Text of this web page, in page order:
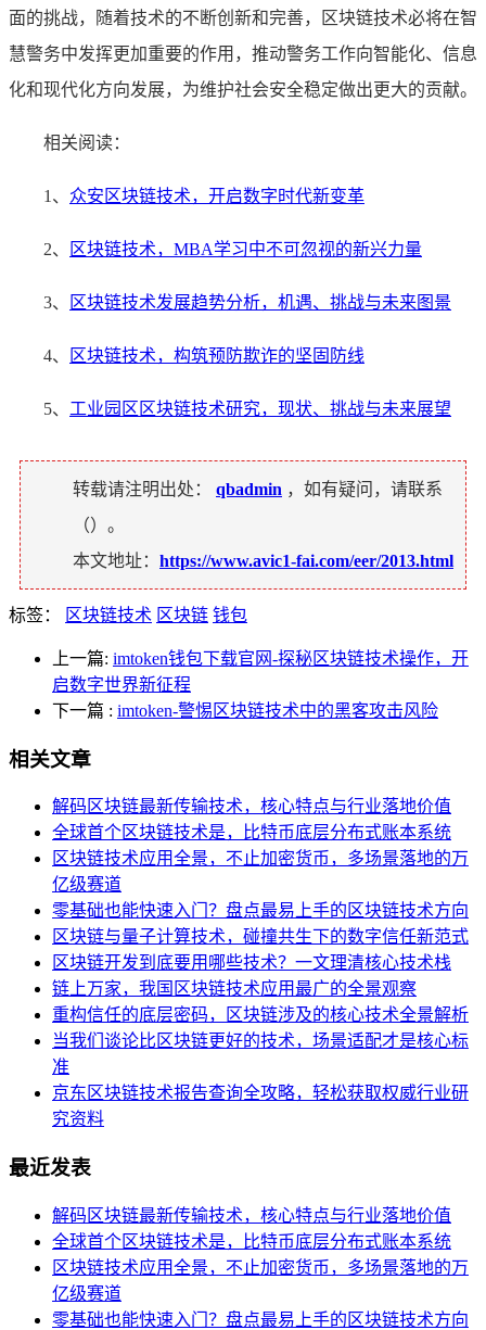
面的挑战，随着技术的不断创新和完善，区块链技术必将在智
慧警务中发挥更加重要的作用，推动警务工作向智能化、信息
化和现代化方向发展，为维护社会安全稳定做出更大的贡献。
相关阅读：
1、 众安区块链技术，开启数字时代新变革
2、 区块链技术，MBA学习中不可忽视的新兴力量
3、 区块链技术发展趋势分析，机遇、挑战与未来图景
4、 区块链技术，构筑预防欺诈的坚固防线
5、 工业园区区块链技术研究，现状、挑战与未来展望
转载请注明出处： qbadmin ，如有疑问，请联系
（）。
本文地址： https://www.avic1-fai.com/eer/2013.html
标签： 区块链技术 区块链 钱包
上一篇: imtoken钱包下载官网-探秘区块链技术操作，开
启数字世界新征程
下一篇 : imtoken-警惕区块链技术中的黑客攻击风险
相关文章
解码区块链最新传输技术，核心特点与行业落地价值
全球首个区块链技术是，比特币底层分布式账本系统
区块链技术应用全景，不止加密货币，多场景落地的万
亿级赛道
零基础也能快速入门？盘点最易上手的区块链技术方向
区块链与量子计算技术，碰撞共生下的数字信任新范式
区块链开发到底要用哪些技术？一文理清核心技术栈
链上万家，我国区块链技术应用最广的全景观察
重构信任的底层密码，区块链涉及的核心技术全景解析
当我们谈论比区块链更好的技术，场景适配才是核心标
准
京东区块链技术报告查询全攻略，轻松获取权威行业研
究资料
最近发表
解码区块链最新传输技术，核心特点与行业落地价值
全球首个区块链技术是，比特币底层分布式账本系统
区块链技术应用全景，不止加密货币，多场景落地的万
亿级赛道
零基础也能快速入门？盘点最易上手的区块链技术方向